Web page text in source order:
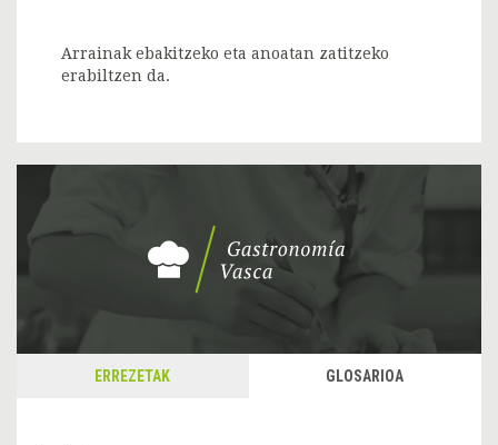
Arrainak ebakitzeko eta anoatan zatitzeko
erabiltzen da.
ERREZETAK GLOSARIOA